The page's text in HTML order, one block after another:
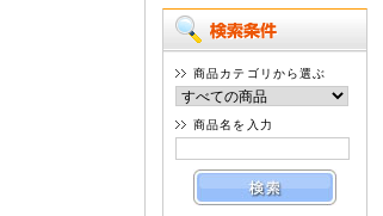
商品カテゴリから選ぶ
商品名を入力